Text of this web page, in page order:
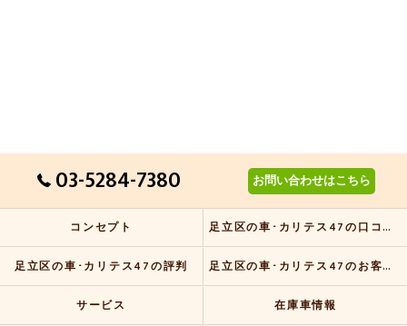
03-5284-7380 お問い合わせはこちら
コンセプト 足立区の車･カリテス47の口コミ情報
足立区の車･カリテス47の評判 足立区の車･カリテス47のお客様の声
サービス 在庫車情報